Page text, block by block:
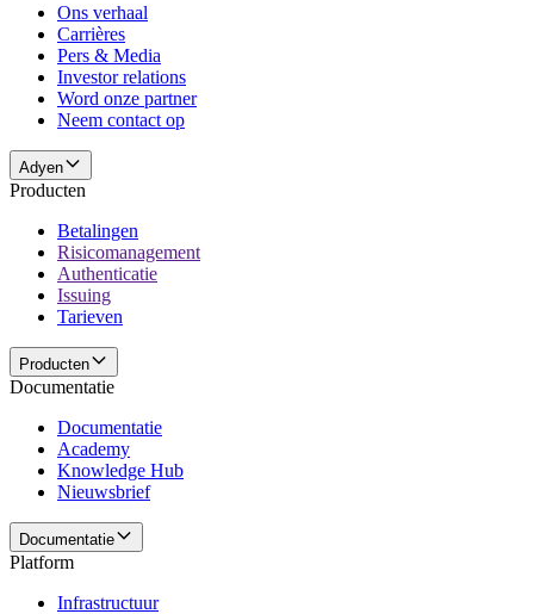
Ons verhaal
Carrières
Pers & Media
Investor relations
Word onze partner
Neem contact op
Adyen
Producten
Betalingen
Risicomanagement
Authenticatie
Issuing
Tarieven
Producten
Documentatie
Documentatie
Academy
Knowledge Hub
Nieuwsbrief
Documentatie
Platform
Infrastructuur